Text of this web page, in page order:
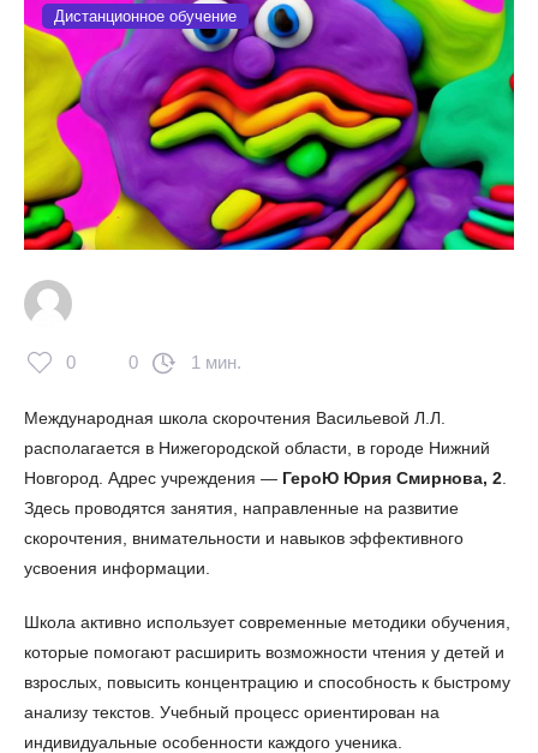
Дистанционное обучение
0 0 1 мин.
Международная школа скорочтения Васильевой Л.Л.
располагается в Нижегородской области, в городе Нижний
Новгород. Адрес учреждения — ГероЮ Юрия Смирнова, 2
Здесь проводятся занятия, направленные на развитие
скорочтения, внимательности и навыков эффективного
усвоения информации.
Школа активно использует современные методики обучения,
которые помогают расширить возможности чтения у детей и
взрослых, повысить концентрацию и способность к быстрому
анализу текстов. Учебный процесс ориентирован на
индивидуальные особенности каждого ученика.